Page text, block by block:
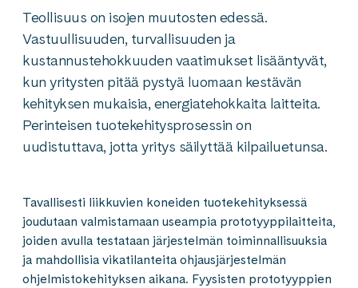
Teollisuus on isojen muutosten edessä.
Vastuullisuuden, turvallisuuden ja
kustannustehokkuuden vaatimukset lisääntyvät,
kun yritysten pitää pystyä luomaan kestävän
kehityksen mukaisia, energiatehokkaita laitteita.
Perinteisen tuotekehitysprosessin on
uudistuttava, jotta yritys säilyttää kilpailuetunsa.
Tavallisesti liikkuvien koneiden tuotekehityksessä
joudutaan valmistamaan useampia prototyyppilaitteita,
joiden avulla testataan järjestelmän toiminnallisuuksia
ja mahdollisia vikatilanteita ohjausjärjestelmän
ohjelmistokehityksen aikana. Fyysisten prototyyppien